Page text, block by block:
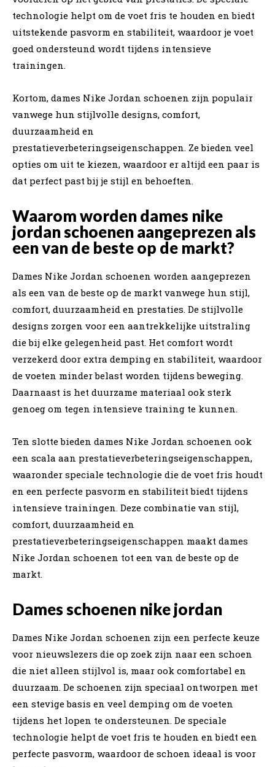
technologie helpt om de voet fris te houden en biedt
uitstekende pasvorm en stabiliteit, waardoor je voet
goed ondersteund wordt tijdens intensieve
trainingen.
Kortom, dames Nike Jordan schoenen zijn populair
vanwege hun stijlvolle designs, comfort,
duurzaamheid en
prestatieverbeteringseigenschappen. Ze bieden veel
opties om uit te kiezen, waardoor er altijd een paar is
dat perfect past bij je stijl en behoeften.
Waarom worden dames nike
jordan schoenen aangeprezen als
een van de beste op de markt?
Dames Nike Jordan schoenen worden aangeprezen
als een van de beste op de markt vanwege hun stijl,
comfort, duurzaamheid en prestaties. De stijlvolle
designs zorgen voor een aantrekkelijke uitstraling
die bij elke gelegenheid past. Het comfort wordt
verzekerd door extra demping en stabiliteit, waardoor
de voeten minder belast worden tijdens beweging.
Daarnaast is het duurzame materiaal ook sterk
genoeg om tegen intensieve training te kunnen.
Ten slotte bieden dames Nike Jordan schoenen ook
een scala aan prestatieverbeteringseigenschappen,
waaronder speciale technologie die de voet fris houdt
en een perfecte pasvorm en stabiliteit biedt tijdens
intensieve trainingen. Deze combinatie van stijl,
comfort, duurzaamheid en
prestatieverbeteringseigenschappen maakt dames
Nike Jordan schoenen tot een van de beste op de
markt.
Dames schoenen nike jordan
Dames Nike Jordan schoenen zijn een perfecte keuze
voor nieuwslezers die op zoek zijn naar een schoen
die niet alleen stijlvol is, maar ook comfortabel en
duurzaam. De schoenen zijn speciaal ontworpen met
een stevige basis en veel demping om de voeten
tijdens het lopen te ondersteunen. De speciale
technologie helpt de voet fris te houden en biedt een
perfecte pasvorm, waardoor de schoen ideaal is voor